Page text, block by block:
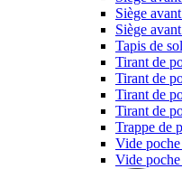
Siège
Siège
Tapis de sol
Tirant de
Tirant de
Tirant de
Tirant de
Trappe de
Vide
Vide